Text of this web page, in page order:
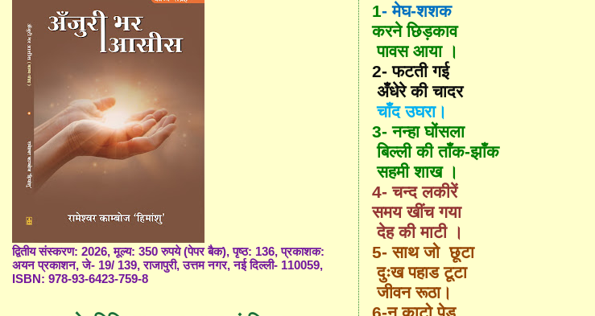
1- मेघ-शशक
करने छिड़काव
पावस आया ।
2- फटती गई
अँधेरे की चादर
चाँद उघरा।
3- नन्हा घोंसला
बिल्ली की ताँक-झाँक
सहमी शाख ।
4- चन्द लकीरें
समय खींच गया
देह की माटी ।
5- साथ जो छूटा
दुःख पहाड टूटा
जीवन रूठा।
द्वितीय संस्करण: 2026, मूल्य: 350 रुपये (पेपर बैक), पृष्ठ: 136, प्रकाशक:
अयन प्रकाशन, जे- 19/ 139, राजापुरी, उत्तम नगर, नई दिल्ली- 110059,
ISBN: 978-93-6423-759-8